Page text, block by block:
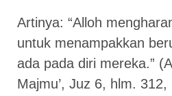
Artinya: “Alloh
untuk menampakkan
ada pada diri mereka.”
Majmu’, Juz 6, hlm. 312,